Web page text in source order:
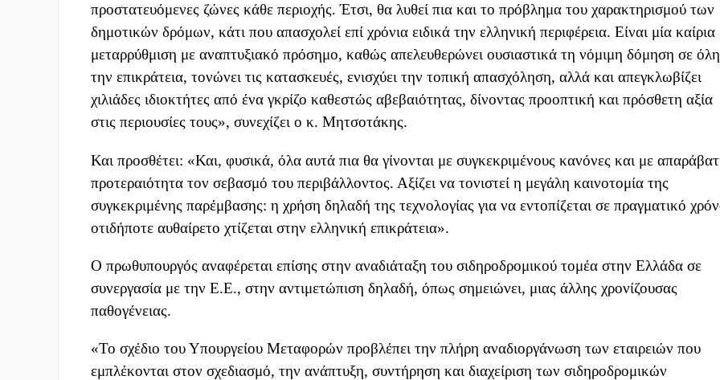
προστατευόμενες ζώνες κάθε περιοχής. Έτσι, θα λυθεί πια και το πρόβλημα του χαρακτηρισμού των
δημοτικών δρόμων, κάτι που απασχολεί επί χρόνια ειδικά την ελληνική περιφέρεια. Είναι μία καίρια
μεταρρύθμιση με αναπτυξιακό πρόσημο, καθώς απελευθερώνει ουσιαστικά τη νόμιμη δόμηση σε όλη
την επικράτεια, τονώνει τις κατασκευές, ενισχύει την τοπική απασχόληση, αλλά και απεγκλωβίζει
χιλιάδες ιδιοκτήτες από ένα γκρίζο καθεστώς αβεβαιότητας, δίνοντας προοπτική και πρόσθετη αξία
στις περιουσίες τους», συνεχίζει ο κ. Μητσοτάκης.
Και προσθέτει: «Και, φυσικά, όλα αυτά πια θα γίνονται με συγκεκριμένους κανόνες και με
προτεραιότητα τον σεβασμό του περιβάλλοντος. Αξίζει να τονιστεί η μεγάλη καινοτομία της
συγκεκριμένης παρέμβασης: η χρήση δηλαδή της τεχνολογίας για να εντοπίζεται σε πραγματικό
οτιδήποτε αυθαίρετο χτίζεται στην ελληνική επικράτεια».
Ο πρωθυπουργός αναφέρεται επίσης στην αναδιάταξη του σιδηροδρομικού τομέα στην Ελλάδα σε
συνεργασία με την Ε.Ε., στην αντιμετώπιση δηλαδή, όπως σημειώνει, μιας άλλης χρονίζουσας
παθογένειας.
«Το σχέδιο του Υπουργείου Μεταφορών προβλέπει την πλήρη αναδιοργάνωση των εταιρειών που
εμπλέκονται στον σχεδιασμό, την ανάπτυξη, συντήρηση και διαχείριση των σιδηροδρομικών